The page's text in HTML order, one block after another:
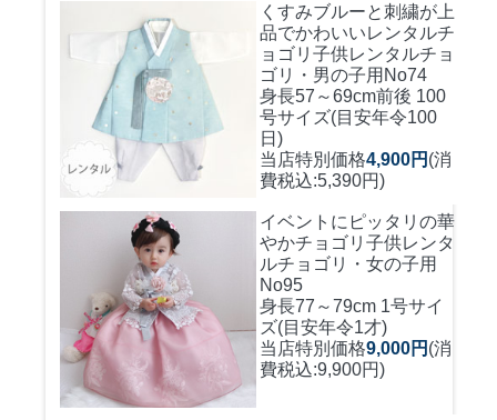
くすみブルーと刺繍が上
品でかわいいレンタルチ
ョゴリ 子供レンタルチョ
ゴリ・男の子用No74
身長57～69cm前後 100
号サイズ(目安年令100
日)
当店特別価格4,900円 (消
費税込:5,390円)
イベントにピッタリの華
やかチョゴリ 子供レンタ
ルチョゴリ・女の子用
No95
身長77～79cm 1号サイ
ズ(目安年令1才)
当店特別価格9,000円 (消
費税込:9,900円)